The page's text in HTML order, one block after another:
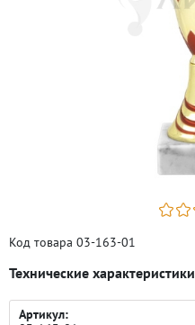
Код товара 03-163-01
Технические характеристики
Артикул: